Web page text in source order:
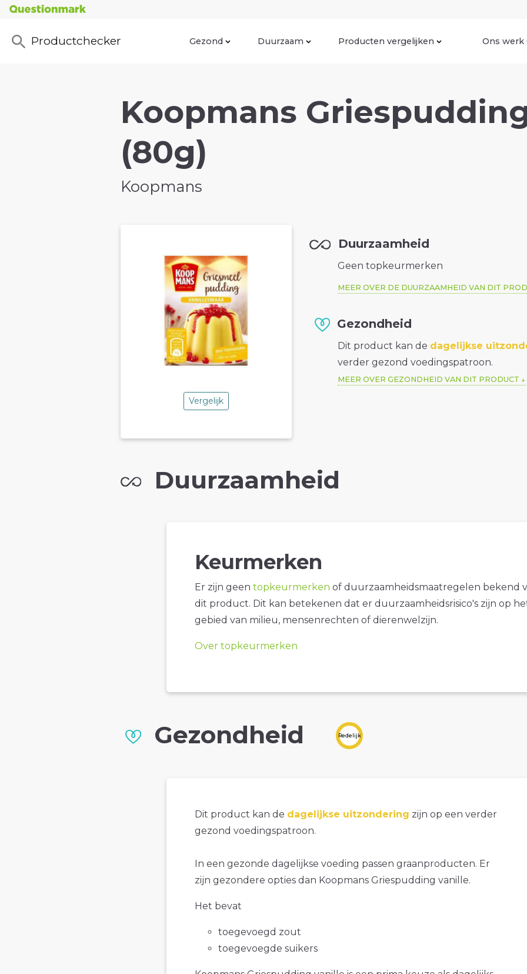
Productchecker Gezond Duurzaam Producten vergelijken Ons werk
Koopmans
(80g)
Koopmans
Vergelijk
Duurzaamheid
Geen topkeurmerken
MEER OVER DE DUURZAAMHEID VAN DIT
Gezondheid
Dit product kan de dagelijkse
verder gezond voedingspatroon.
MEER OVER GEZONDHEID VAN DIT PRODUCT
Duurzaamheid
Keurmerken
Er zijn geen topkeurmerken of duurzaamheidsmaatregelen bekend
dit product. Dit kan betekenen dat er duurzaamheidsrisico's zijn op
gebied van milieu, mensenrechten of dierenwelzijn.
Over topkeurmerken
Gezondheid Redelijk
Dit product kan de dagelijkse uitzondering zijn op een verder
gezond voedingspatroon.
In een gezonde dagelijkse voeding passen graanproducten. Er
zijn gezondere opties dan Koopmans Griespudding vanille.
Het bevat
toegevoegd zout
toegevoegde suikers